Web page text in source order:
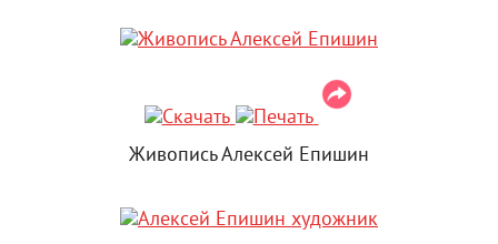
Живопись Алексей Епишин